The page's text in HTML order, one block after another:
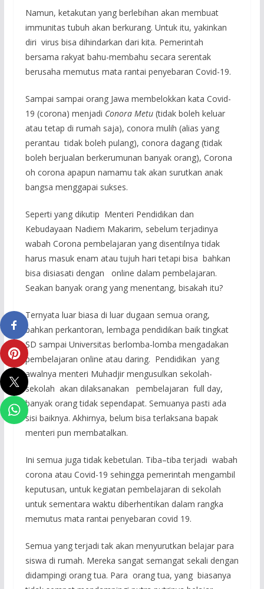
Namun, ketakutan yang berlebihan akan membuat
immunitas tubuh akan berkurang. Untuk itu, yakinkan
diri virus bisa dihindarkan dari kita. Pemerintah
bersama rakyat bahu-membahu secara serentak
berusaha memutus mata rantai penyebaran Covid-19.
Sampai sampai orang Jawa membelokkan kata Covid-
19 (corona) menjadi Conora Metu(tidak boleh keluar
atau tetap di rumah saja), conora mulih (alias yang
perantau tidak boleh pulang), conora dagang (tidak
boleh berjualan berkerumunan banyak orang), Corona
oh corona apapun namamu tak akan surutkan anak
bangsa menggapai sukses.
Seperti yang dikutip Menteri Pendidikan dan
Kebudayaan Nadiem Makarim, sebelum terjadinya
wabah Corona pembelajaran yang disentilnya tidak
harus masuk enam atau tujuh hari tetapi bisa bahkan
bisa disiasati dengan online dalam pembelajaran.
Seakan banyak orang yang menentang, bisakah itu?
Ternyata luar biasa di luar dugaan semua orang,
bahkan perkantoran, lembaga pendidikan baik tingkat
SD sampai Universitas berlomba-lomba mengadakan
pembelajaran online atau daring. Pendidikan yang
awalnya menteri Muhadjir mengusulkan sekolah-
sekolah akan dilaksanakan pembelajaran full day,
banyak orang tidak sependapat. Semuanya pasti ada
sisi baiknya. Akhirnya, belum bisa terlaksana bapak
menteri pun membatalkan.
Ini semua juga tidak kebetulan. Tiba–tiba terjadi wabah
corona atau Covid-19 sehingga pemerintah mengambil
keputusan, untuk kegiatan pembelajaran di sekolah
untuk sementara waktu diberhentikan dalam rangka
memutus mata rantai penyebaran covid 19.
Semua yang terjadi tak akan menyurutkan belajar para
siswa di rumah. Mereka sangat semangat sekali dengan
didampingi orang tua. Para orang tua, yang biasanya